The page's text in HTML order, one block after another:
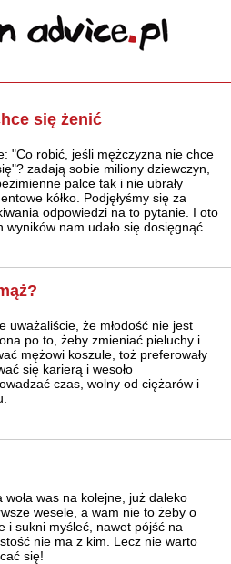
się żenić
"Co robić, jeśli mężczyzna nie chce
zadają sobie miliony dziewczyn,
palce tak i nie ubrały
kółko. Podjęłyśmy się za
odpowiedzi na to pytanie. I oto
wyników nam udało się dosięgnąć.
uważaliście, że młodość nie jest
po to, żeby zmieniać pieluchy i
mężowi koszule, toż preferowały
się karierą i wesoło
czas, wolny od ciężarów i
woła was na kolejne, już daleko
wesele, a wam nie to żeby o
i sukni myśleć, nawet pójść na
nie ma z kim. Lecz nie warto
się!